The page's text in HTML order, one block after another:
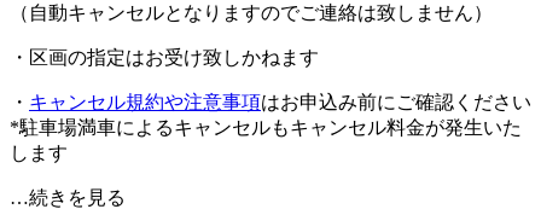
（自動キャンセルとなりますのでご連絡は致しません）
・区画の指定はお受け致しかねます
・ キャンセル規約や注意事項はお申込み前にご確認ください
*駐車場満車によるキャンセルもキャンセル料金が発生いた
します
…続きを見る